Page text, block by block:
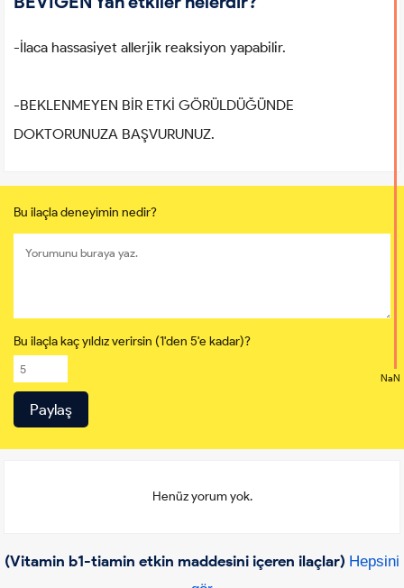
-İlaca hassasiyet allerjik reaksiyon yapabilir.
-BEKLENMEYEN BİR ETKİ GÖRÜLDÜĞÜNDE
DOKTORUNUZA BAŞVURUNUZ.
Bu ilaçla deneyimin nedir?
Bu ilaçla kaç yıldız verirsin (1'den 5'e kadar)?
Henüz yorum yok.
(Vitamin b1-tiamin etkin maddesini içeren ilaçlar) Hepsini
NaN